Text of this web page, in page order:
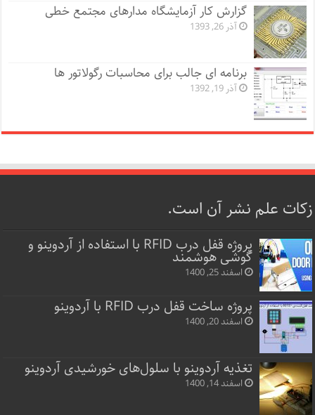
گزارش کار آزمایشگاه مدارهای مجتمع خطی
آذر 26, 1393
برنامه ای جالب برای محاسبات رگولاتور ها
آذر 19, 1392
زکات علم نشر آن است.
پروژه قفل‌ درب RFID با استفاده از آردوینو و
گوشی هوشمند
اسفند 25, 1400
پروژه ساخت قفل‌ درب RFID با آردوینو
اسفند 20, 1400
تغذیه آردوینو با سلول‌های خورشیدی آردوینو
اسفند 14, 1400